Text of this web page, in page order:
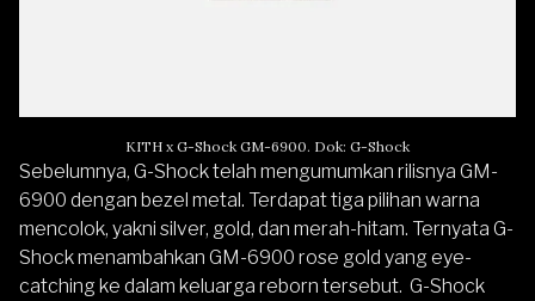
KITH x G-Shock GM-6900. Dok: G-Shock
Sebelumnya, G-Shock telah mengumumkan rilisnya GM-
6900 dengan bezel metal. Terdapat tiga pilihan warna
mencolok, yakni silver, gold, dan merah-hitam. Ternyata G-
Shock menambahkan GM-6900 rose gold yang eye-
catching ke dalam keluarga reborn tersebut. G-Shock